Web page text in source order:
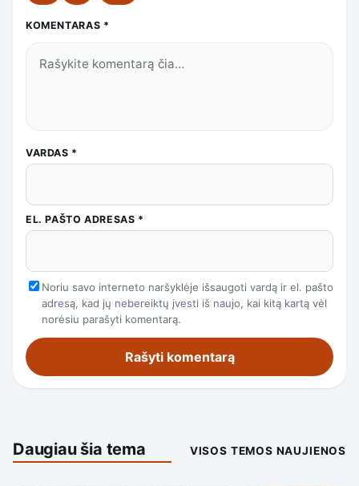
KOMENTARAS *
VARDAS *
EL. PAŠTO ADRESAS *
Noriu savo interneto naršyklėje išsaugoti vardą ir el. pašto
adresą, kad jų nebereiktų įvesti iš naujo, kai kitą kartą vėl
norėsiu parašyti komentarą.
Daugiau šia tema VISOS TEMOS NAUJIENOS